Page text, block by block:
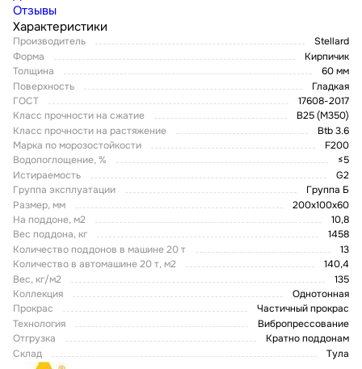
Отзывы
Характеристики
Производитель
Stellard
Форма
Кирпичик
Толщина
60 мм
Поверхность
Гладкая
ГОСТ
17608-2017
Класс прочности на сжатие
В25 (М350)
Класс прочности на растяжение
Btb 3.6
Марка по морозостойкости
F200
Водопоглощение, %
≤5
Истираемость
G2
Группа эксплуатации
Группа Б
Размер, мм
200х100х60
На поддоне, м2
10,8
Вес поддона, кг
1458
Количество поддонов в машине 20 т
13
Количество в автомашине 20 т, м2
140,4
Вес, кг/м2
135
Коллекция
Однотонная
Прокрас
Частичный прокрас
Технология
Вибропрессование
Отгрузка
Кратно поддонам
Склад
Тула